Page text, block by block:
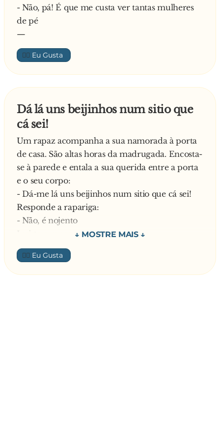
- Não, pá! É que me custa ver tantas mulheres
de pé
—
👍🏼
Dá lá uns beijinhos num sitio que
cá sei!
Um rapaz acompanha a sua namorada à porta
de casa. São altas horas da madrugada. Encosta-
se à parede e entala a sua querida entre a porta
e o seu corpo:
- Dá-me lá uns beijinhos num sitio que cá sei!
Responde a rapariga:
- Não, é nojento
- Vá lá
- Não dou! – recusa novamente a rapariga.
Sem desistir, mais uma vez pede:
👍🏼